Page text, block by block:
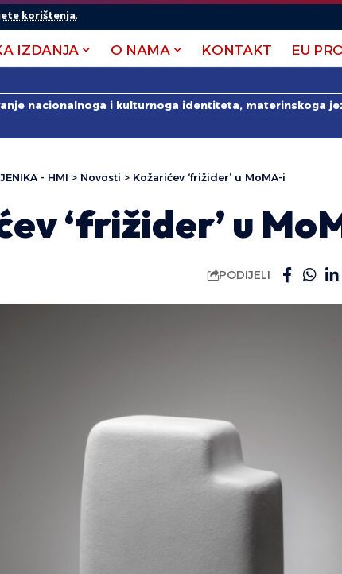
korištenja.
IZDANJA O NAMA KONTAKT EU
nacionalnoga i kulturnoga identiteta, materinskoga
- HMI > Novosti > Kožarićev ‘frižider’ u MoMA-i
‘frižider’ u
PODIJELI